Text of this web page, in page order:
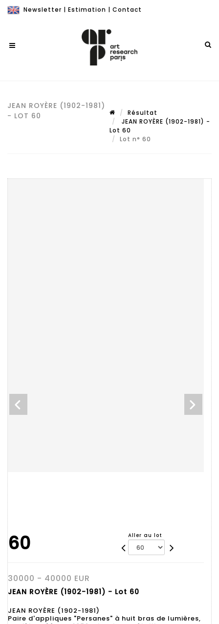
Newsletter | Estimation | Contact
JEAN ROYÈRE (1902-1981)
- LOT 60
Résultat
JEAN ROYÈRE (1902-1981) -
Lot 60
Lot n° 60
60 Aller au lot
30000 - 40000 EUR
JEAN ROYÈRE (1902-1981) - Lot 60
JEAN ROYÈRE (1902-1981)
Paire d'appliques "Persanes" à huit bras de lumières,